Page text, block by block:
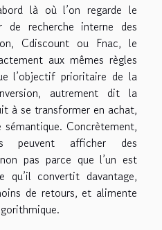
là où l’on regarde le
recherche interne des
Cdiscount ou Fnac, le
aux mêmes règles
l’objectif prioritaire de la
autrement dit la
à se transformer en achat,
Concrètement,
peuvent afficher des
pas parce que l’un est
qu’il convertit davantage,
de retours, et alimente